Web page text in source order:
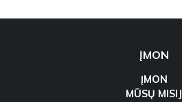
ĮMON
ĮMON
MŪSŲ MISIJ